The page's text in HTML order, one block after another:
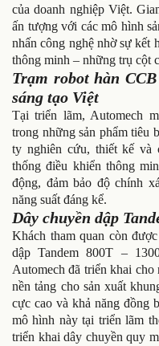
của doanh nghiệp Việt.
ấn tượng với các mô hình
nhấn công nghệ nhờ sự kết
thông minh – những trụ cột
Trạm robot hàn
sáng tạo Việt
Tại triển lãm, Automech
trong những sản phẩm tiêu
ty nghiên cứu, thiết kế và
thống điều khiển thông
động, đảm bảo độ chính
năng suất đáng kể.
Dây chuyền dập
Khách tham quan còn
dập Tandem 800T –
Automech đã triển khai
nền tảng cho sản xuất
cực cao và khả năng đồng
mô hình này tại triển lãm
triển khai dây chuyền quy